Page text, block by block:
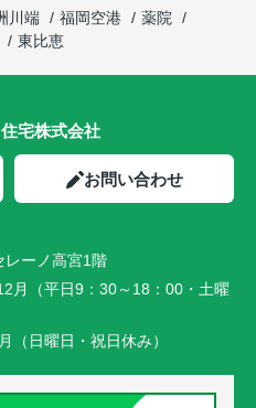
川端 福岡空港
薬院
東比恵
宅株式会社
お問い合わせ
レーノ高宮1階
月（平日9：30～18：00・土曜
（日曜日・祝日休み）